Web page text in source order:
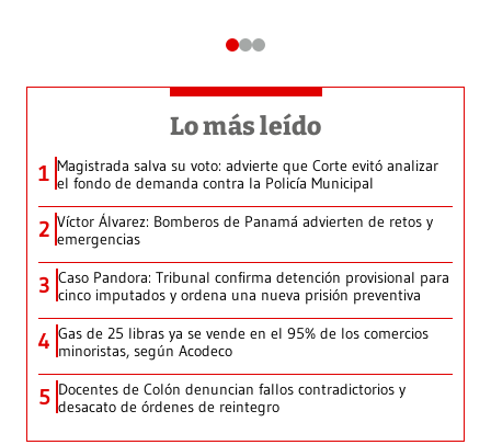
Lo más leído
1 Magistrada salva su voto: advierte que Corte evitó analizar
el fondo de demanda contra la Policía Municipal
2 Víctor Álvarez: Bomberos de Panamá advierten de retos y
emergencias
3 Caso Pandora: Tribunal confirma detención provisional para
cinco imputados y ordena una nueva prisión preventiva
4 Gas de 25 libras ya se vende en el 95% de los comercios
minoristas, según Acodeco
5 Docentes de Colón denuncian fallos contradictorios y
desacato de órdenes de reintegro